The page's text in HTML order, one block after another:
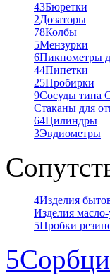
43Бюретки
2Дозаторы
78Колбы
5Мензурки
6Пикнометры
44Пипетки
25Пробирки
9Сосуды типа
Стаканы для
64Цилиндры
3Эвдиометры
4Изделия
Изделия масло-
5Пробки
5